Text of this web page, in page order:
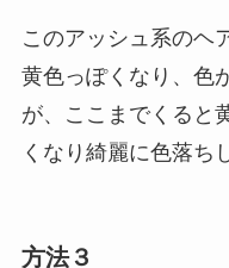
このアッシュ系のヘ
黄色っぽくなり、色
が、ここまでくると
くなり綺麗に色落ち
方法３